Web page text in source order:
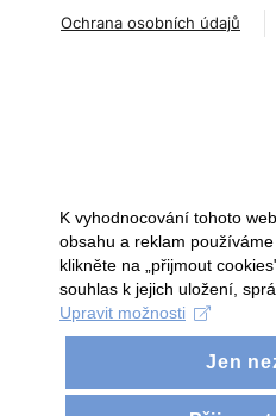
Ochrana osobních údajů
K vyhodnocování tohoto
obsahu a reklam
klikněte na „přijmout
souhlas k jejich uložení,
Upravit možnosti
Jen